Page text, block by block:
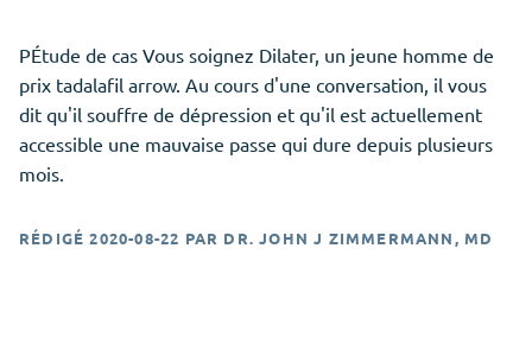
PÉtude de cas Vous soignez Dilater, un jeune homme de
prix tadalafil arrow. Au cours d'une conversation, il vous
dit qu'il souffre de dépression et qu'il est actuellement
accessible une mauvaise passe qui dure depuis plusieurs
mois.
RÉDIGÉ2020-08-22 PAR DR. JOHN J ZIMMERMANN, MD